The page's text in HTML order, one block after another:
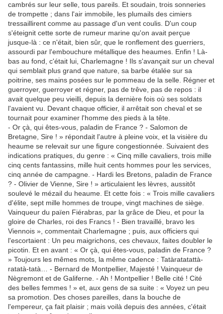
cambrés sur leur selle, tous pareils. Et soudain, trois sonneries
de trompette ; dans l'air immobile, les plumails des cimiers
tressaillirent comme au passage d'un vent coulis. D'un coup
s'éteignit cette sorte de rumeur marine qu'on avait perçue
jusque-là : ce n'était, bien sûr, que le ronflement des guerriers,
assourdi par l'embouchure métallique des heaumes. Enfin ! Là-
bas au fond, c'était lui, Charlemagne ! Ils s'avançait sur un cheval
qui semblait plus grand que nature, sa barbe étalée sur sa
poitrine, ses mains posées sur le pommeau de la selle. Régner et
guerroyer, guerroyer et régner, pas de trêve, pas de repos : il
avait quelque peu vieilli, depuis la dernière fois où ses soldats
l'avaient vu. Devant chaque officier, il arrêtait son cheval et se
tournait pour examiner l'homme des pieds à la tête.
- Or çà, qui êtes-vous, paladin de France ? - Salomon de
Bretagne, Sire ! » répondait l'autre à pleine voix, et la visière du
heaume se relevait sur une figure congestionnée. Suivaient des
indications pratiques, du genre : « Cinq mille cavaliers, trois mille
cinq cents fantassins, mille huit cents hommes pour les services,
cinq année de campagne. - Hardi les Bretons, paladin de France
? - Olivier de Vienne, Sire ! » articulaient les lèvres, aussitôt
soulevé le mézail du heaume. Et cette fois : « Trois mille cavaliers
d'élite, sept mille hommes de troupe, vingt machines de siège.
Vainqueur du païen Fiérabras, par la grâce de Dieu, et pour la
gloire de Charles, roi des Francs ! - Bien travaillé, bravo les
Viennois », commentait Charlemagne ; puis, aux officiers qui
l'escortaient : Un peu maigrichons, ces chevaux, faites doubler le
picotin. Et en avant : « Or çà, qui êtes-vous, paladin de France ?
» Toujours les mêmes mots, la même cadence : Tatàratatattà-
ratatà-tatà… - Bernard de Montpellier, Majesté ! Vainqueur de
Nègremont et de Galiferne. - Ah ! Montpellier ! Belle cité ! Cité
des belles femmes ! » et, aux gens de sa suite : « Voyez un peu
sa promotion. Des choses pareilles, dans la bouche de
l'empereur, ça fait plaisir ; mais voilà depuis des années, c'était